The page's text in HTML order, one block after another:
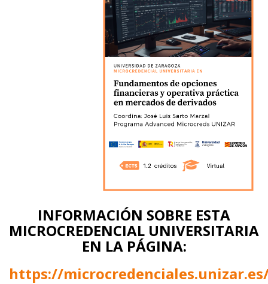
INFORMACIÓN SOBRE ESTA
MICROCREDENCIAL UNIVERSITARIA
EN LA PÁGINA:
https://